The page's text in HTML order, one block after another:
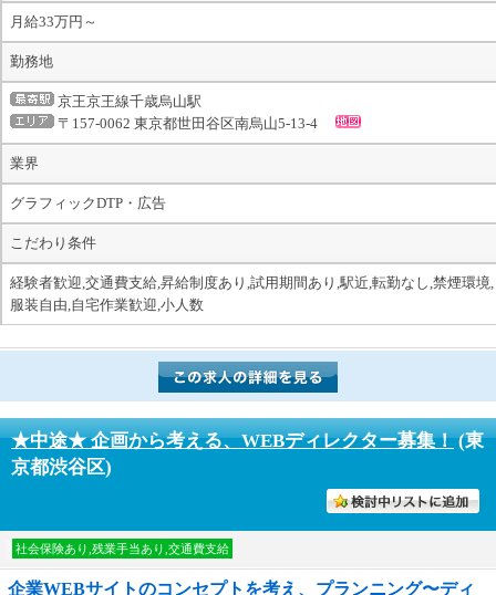
月給33万円～
勤務地
京王京王線千歳烏山駅
〒157-0062 東京都世田谷区南烏山5-13-4
業界
グラフィックDTP・広告
こだわり条件
経験者歓迎,交通費支給,昇給制度あり,試用期間あり,駅近,転勤なし,禁煙環境,
服装自由,自宅作業歓迎,小人数
★中途★ 企画から考える、WEBディレクター募集！(東
京都渋谷区)
社会保険あり,残業手当あり,交通費支給
企業WEBサイトのコンセプトを考え、プランニング〜ディ